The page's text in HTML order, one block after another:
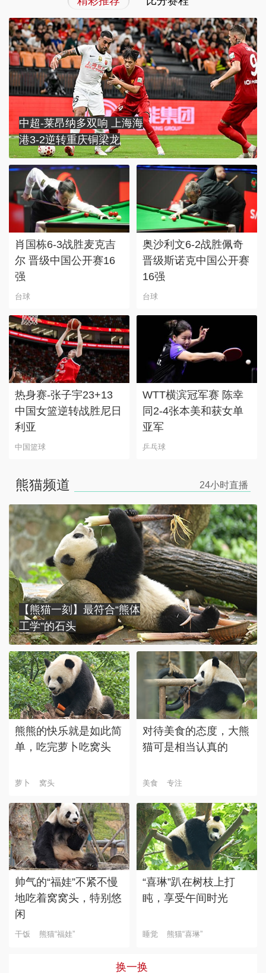
中超-莱昂纳多双响 上海海
港3-2逆转重庆铜梁龙
肖国栋6-3战胜麦克吉
尔 晋级中国公开赛16
强
台球
奥沙利文6-2战胜佩奇
晋级斯诺克中国公开赛
16强
台球
热身赛-张子宇23+13
中国女篮逆转战胜尼日
利亚
中国篮球
WTT横滨冠军赛 陈幸
同2-4张本美和获女单
亚军
乒乓球
熊猫频道 24小时直播
【熊猫一刻】最符合“熊体
工学”的石头
熊熊的快乐就是如此简
单，吃完萝卜吃窝头
萝卜 窝头
对待美食的态度，大熊
猫可是相当认真的
美食 专注
帅气的“福娃”不紧不慢
地吃着窝窝头，特别悠
闲
干饭 熊猫“福娃”
“喜琳”趴在树枝上打
盹，享受午间时光
睡觉 熊猫“喜琳”
换一换